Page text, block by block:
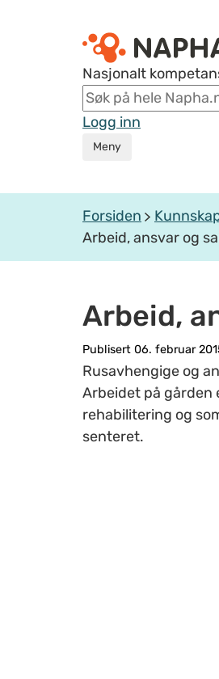
Nasjonalt
Logg inn
Meny
Forsiden
Arbeid, ansvar og
Arbeid,
Publisert 06. februar
Rusavhengige og
Arbeidet på gården
rehabilitering og
senteret.